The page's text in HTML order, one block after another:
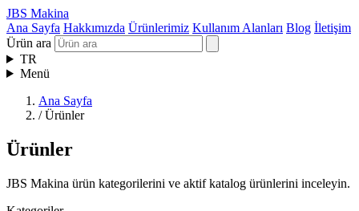
JBS Makina
Ana Sayfa Hakkımızda Ürünlerimiz Kullanım Alanları Blog İletişim
Ürün ara
TR
Menü
Ana Sayfa
/ Ürünler
Ürünler
JBS Makina ürün kategorilerini ve aktif katalog ürünlerini inceleyin.